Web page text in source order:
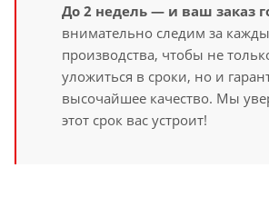
До 2 недель — и ваш заказ
внимательно следим за
производства, чтобы не
уложиться в сроки, но и
высочайшее качество. Мы
этот срок вас устроит!